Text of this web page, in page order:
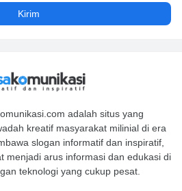
adalah situs yang
kreatif masyarakat milinial di era
slogan informatif dan inspiratif,
menjadi arus informasi dan edukasi di
teknologi yang cukup pesat.